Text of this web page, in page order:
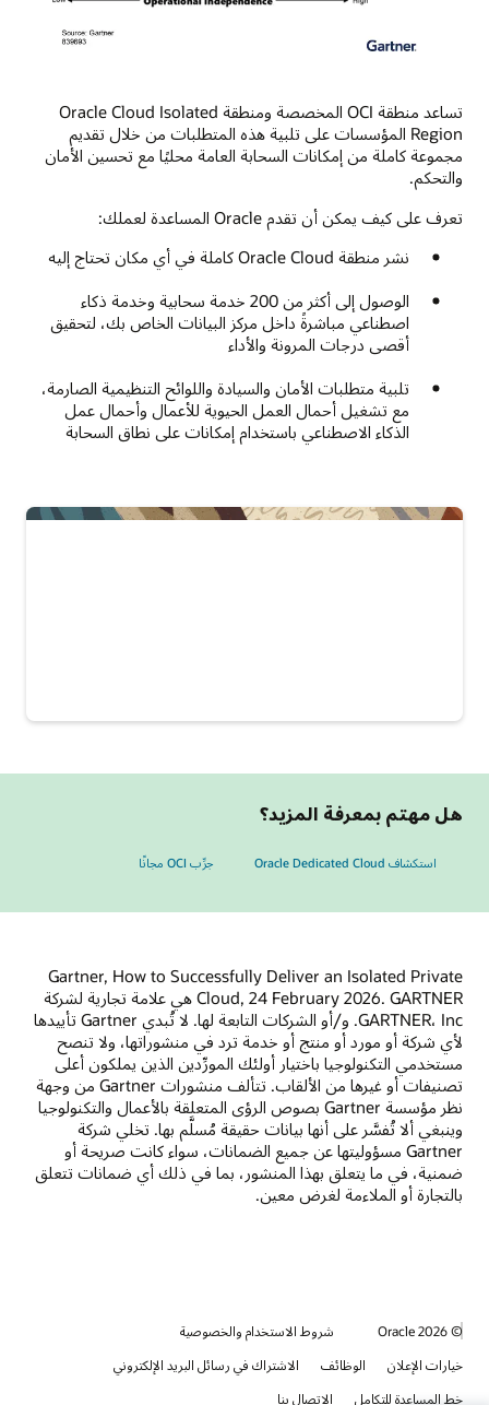
تساعد منطقة OCI المخصصة ومنطقة Oracle Cloud Isolated
Region المؤسسات على تلبية هذه المتطلبات من خلال تقديم
مجموعة كاملة من إمكانات السحابة العامة محليًا مع تحسين الأمان
والتحكم.
تعرف على كيف يمكن أن تقدم Oracle المساعدة لعملك:
نشر منطقة Oracle Cloud كاملة في أي مكان تحتاج إليه
الوصول إلى أكثر من 200 خدمة سحابية وخدمة ذكاء
اصطناعي مباشرةً داخل مركز البيانات الخاص بك، لتحقيق
أقصى درجات المرونة والأداء
تلبية متطلبات الأمان والسيادة واللوائح التنظيمية الصارمة،
مع تشغيل أحمال العمل الحيوية للأعمال وأحمال عمل
الذكاء الاصطناعي باستخدام إمكانات على نطاق السحابة
هل مهتم بمعرفة المزيد؟
استكشاف Oracle Dedicated Cloud جرِّب OCI مجانًا
Gartner, How to Successfully Deliver an Isolated Private
Cloud, 24 February 2026. GARTNER هي علامة تجارية لشركة
GARTNER، Inc. و/أو الشركات التابعة لها. ‏‫لا تُبدي Gartner تأييدها
لأي شركة أو مورد أو منتج أو خدمة ترد في منشوراتها، ولا تنصح
مستخدمي التكنولوجيا باختيار أولئك المورِّدين الذين يملكون أعلى
تصنيفات أو غيرها من الألقاب.‬ تتألف منشورات Gartner من وجهة
نظر مؤسسة Gartner بصوص الرؤى المتعلقة بالأعمال والتكنولوجيا
وينبغي ألا تُفسَّر على أنها بيانات حقيقة مُسلَّم بها. تخلي شركة
Gartner مسؤوليتها عن جميع الضمانات، سواء كانت صريحة أو
ضمنية، في ما يتعلق بهذا المنشور، بما في ذلك أي ضمانات تتعلق
بالتجارة أو الملاءمة لغرض معين.
© 2026 Oracle
شروط الاستخدام والخصوصية
خيارات الإعلان
الوظائف
الاشتراك في رسائل البريد الإلكتروني
خط المساعدة للتكامل
الاتصال بنا